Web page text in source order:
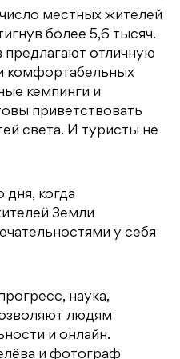
местных жителей
более 5,6 тысяч.
отличную
комфортабельных
кемпинги и
приветствовать
света. И туристы не
дня, когда
Земли
у себя
наука,
людям
и онлайн.
и фотограф